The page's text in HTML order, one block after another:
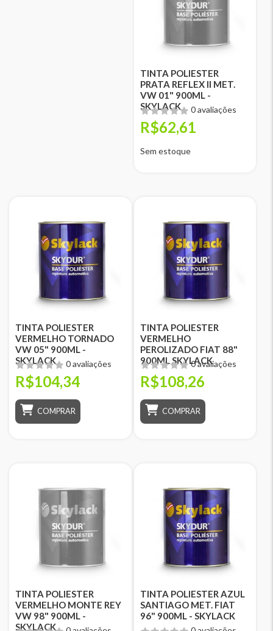
TINTA POLIESTER
PRATA REFLEX II MET.
VW 01" 900ML -
SKYLACK
0 avaliações
R$62,61
Sem estoque
TINTA POLIESTER
VERMELHO TORNADO
VW 05" 900ML -
SKYLACK
0 avaliações
R$104,34
COMPRAR
TINTA POLIESTER
VERMELHO
PEROLIZADO FIAT 88"
900ML SKYLACK0 avaliações
R$108,26
COMPRAR
TINTA POLIESTER
VERMELHO MONTE REY
VW 98" 900ML -
SKYLACK
TINTA POLIESTER AZUL
SANTIAGO MET. FIAT
96" 900ML - SKYLACK